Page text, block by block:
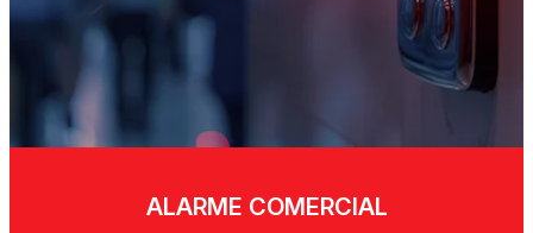
ALARME COMERCIAL